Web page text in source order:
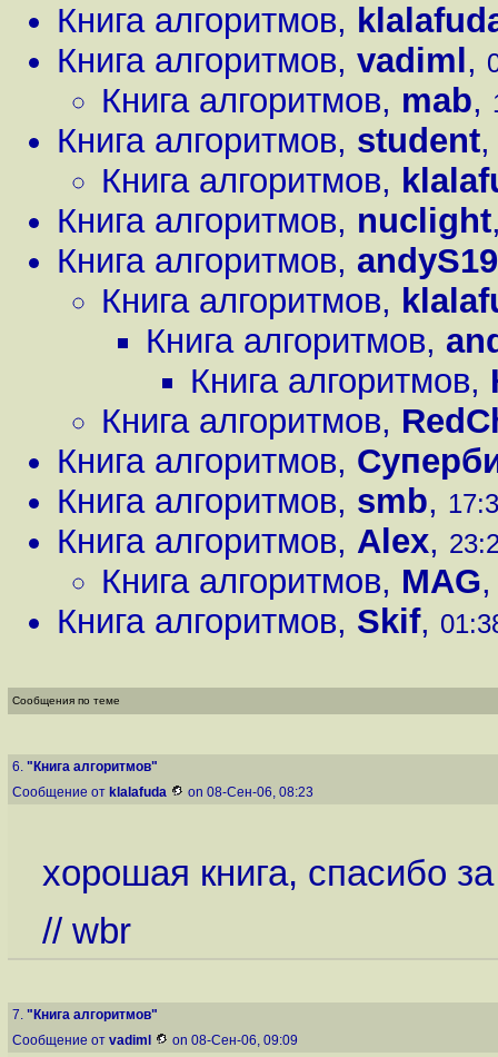
Книга алгоритмов,
Книга алгоритмов, vadiml ,
Книга алгоритмов, mab,
Книга алгоритмов, student
Книга алгоритмов,
Книга алгоритмов, nuclight
Книга алгоритмов,
Книга алгоритмов,
Книга алгоритмов,
Книга алгоритмов,
Книга алгоритмов,
Книга алгоритмов,
Книга алгоритмов, smb,
Книга алгоритмов, Alex,
Книга алгоритмов, MAG
Книга алгоритмов, Skif,
Сообщения по теме
6. "Книга алгоритмов"
Сообщение от klalafuda on 08-Сен-06, 08:23
хорошая книга, спасибо
// wbr
7. "Книга алгоритмов"
Сообщение от vadiml on 08-Сен-06, 09:09